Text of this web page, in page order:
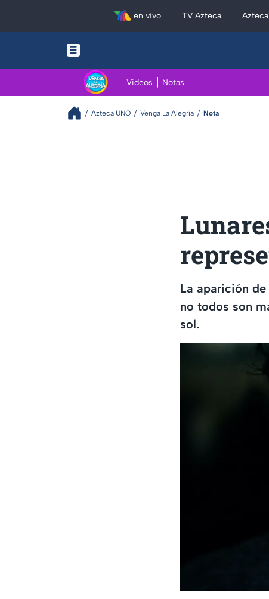
en vivo TV Azteca
Videos Notas
Azteca UNO Venga La Alegría Nota
La aparición
no todos son
sol.